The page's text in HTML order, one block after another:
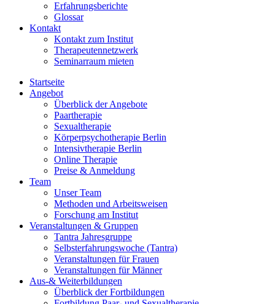
Erfahrungsberichte
Glossar
Kontakt
Kontakt zum Institut
Therapeutennetzwerk
Seminarraum mieten
Startseite
Angebot
Überblick der Angebote
Paartherapie
Sexualtherapie
Körperpsychotherapie Berlin
Intensivtherapie Berlin
Online Therapie
Preise & Anmeldung
Team
Unser Team
Methoden und Arbeitsweisen
Forschung am Institut
Veranstaltungen & Gruppen
Tantra Jahresgruppe
Selbsterfahrungswoche (Tantra)
Veranstaltungen für Frauen
Veranstaltungen für Männer
Aus-& Weiterbildungen
Überblick der Fortbildungen